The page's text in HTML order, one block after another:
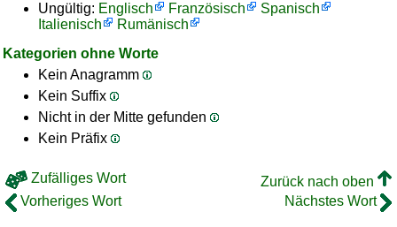
Ungültig: Englisch Französisch
Spanisch
Italienisch
Rumänisch
Kategorien ohne Worte
Kein Anagramm
Kein Suffix
Nicht in der Mitte gefunden
Kein Präfix
Zufälliges Wort
Zurück nach oben
Vorheriges Wort
Nächstes Wort